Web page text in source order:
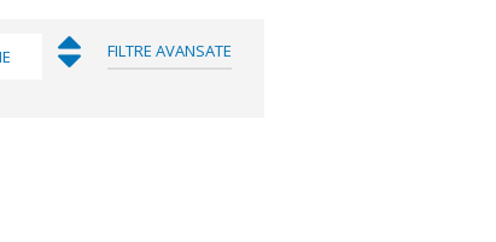
FILTRE AVANSATE